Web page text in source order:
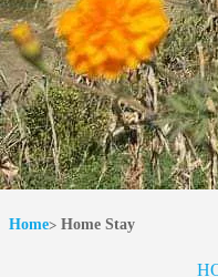
Home Home Stay